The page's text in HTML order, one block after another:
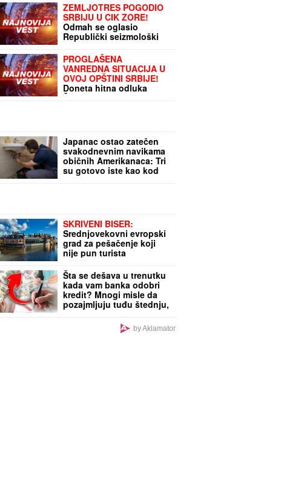
ZEMLJOTRES POGODIO
SRBIJU U CIK ZORE!
Odmah se oglasio
Republički seizmološki
zavod: Epicentar na
samoj granici sa OVOM
zemljom
PROGLAŠENA
VANREDNA SITUACIJA U
OVOJ OPŠTINI SRBIJE!
Doneta hitna odluka
Štaba: MUP uputio sve
Japanac ostao zatečen
svakodnevnim navikama
običnih Amerikanaca: Tri
su gotovo iste kao kod
Srba
SKRIVENI BISER:
Srednjovekovni evropski
grad za pešačenje koji
nije pun turista
Šta se dešava u trenutku
kada vam banka odobri
kredit? Mnogi misle da
pozajmljuju tuđu štednju,
ali istina je sasvim
by Aklamator